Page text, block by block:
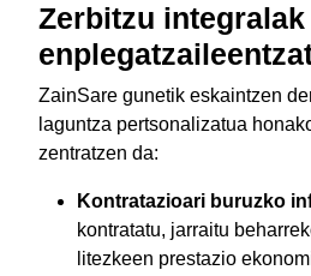
Zerbitzu
ZainSare gunetik eskaintzen
laguntza pertsonalizatua
zentratzen da:
Kontratazioari buruzko
kontratatu, jarraitu
litezkeen prestazio